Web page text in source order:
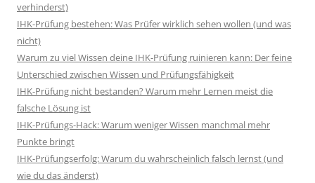
verhinderst)
IHK-Prüfung bestehen: Was Prüfer wirklich sehen wollen (und was
nicht)
Warum zu viel Wissen deine IHK-Prüfung ruinieren kann: Der feine
Unterschied zwischen Wissen und Prüfungsfähigkeit
IHK-Prüfung nicht bestanden? Warum mehr Lernen meist die
falsche Lösung ist
IHK-Prüfungs-Hack: Warum weniger Wissen manchmal mehr
Punkte bringt
IHK-Prüfungserfolg: Warum du wahrscheinlich falsch lernst (und
wie du das änderst)